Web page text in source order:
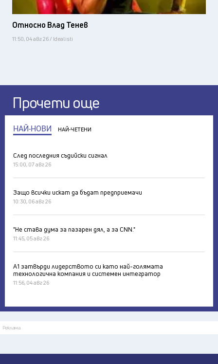
Относно Влад Тенев
11:50, 04 авг 26 / Idealisti
Прочети още
НАЙ-НОВИ НАЙ-ЧЕТЕНИ
След последния съдийски сигнал
15:00, 07 авг 26
Защо всички искат да бъдат предприемачи
10:30, 06 авг 26
"Не става дума за пазарен дял, а за CNN."
11:45, 05 авг 26
А1 затвърди лидерството си като най-голямата
технологична компания и системен интегратор
11:56, 04 авг 26
Реклама